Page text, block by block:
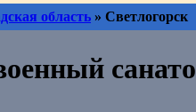
область » Светлогорск